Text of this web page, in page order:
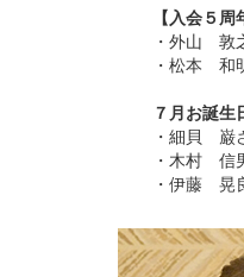
【入会５
・外山 敦
・松本 和
７月お誕
・細貝 巌
・木村 信
・伊藤 晃